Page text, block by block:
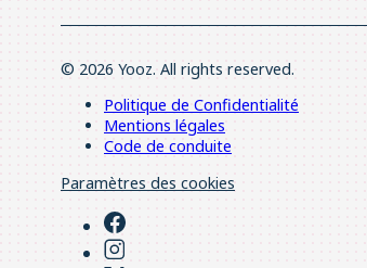
© 2026 Yooz. All rights reserved.
Politique de Confidentialité
Mentions légales
Code de conduite
Paramètres des cookies